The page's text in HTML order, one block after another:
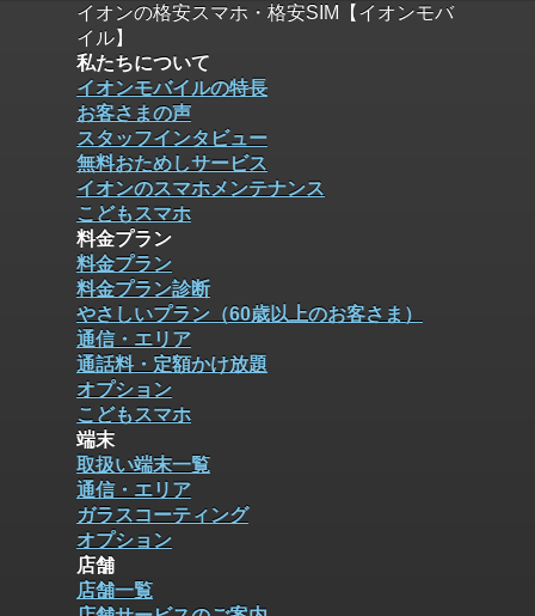
イオンの格安スマホ・格安SIM【イオンモバ
イル】
私たちについて
イオンモバイルの特長
お客さまの声
スタッフインタビュー
無料おためしサービス
イオンのスマホメンテナンス
こどもスマホ
料金プラン
料金プラン
料金プラン診断
やさしいプラン（60歳以上のお客さま）
通信・エリア
通話料・定額かけ放題
オプション
こどもスマホ
端末
取扱い端末一覧
通信・エリア
ガラスコーティング
オプション
店舗
店舗一覧